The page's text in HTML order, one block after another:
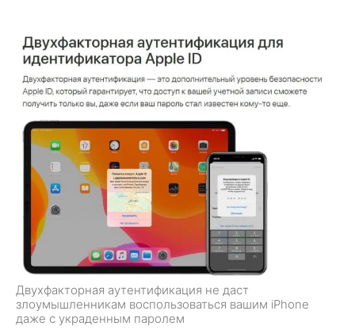
Двухфакторная аутентификация не даст
злоумышленникам воспользоваться вашим iPhone
даже с украденным паролем